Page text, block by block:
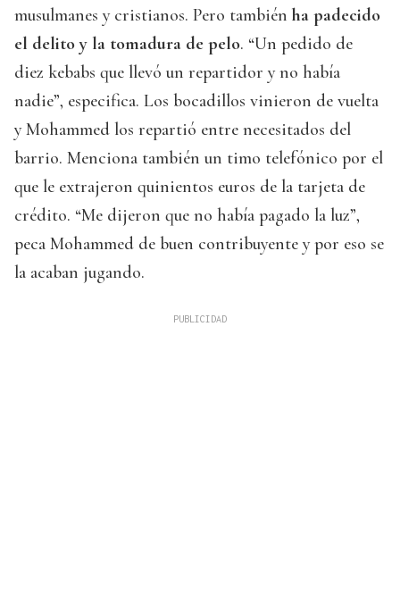
musulmanes y cristianos. Pero también ha padecido
el delito y la tomadura de pelo. “Un pedido de
diez kebabs que llevó un repartidor y no había
nadie”, especifica. Los bocadillos vinieron de vuelta
y Mohammed los repartió entre necesitados del
barrio. Menciona también un timo telefónico por el
que le extrajeron quinientos euros de la tarjeta de
crédito. “Me dijeron que no había pagado la luz”,
peca Mohammed de buen contribuyente y por eso se
la acaban jugando.